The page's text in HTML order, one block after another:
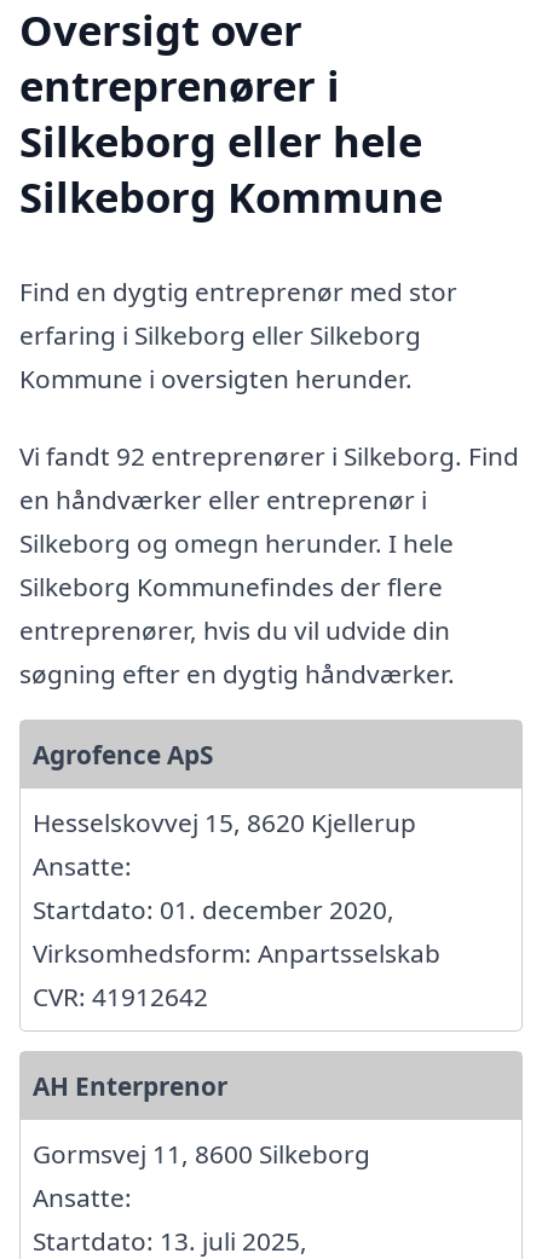
Oversigt over
entreprenører i
Silkeborg eller hele
Silkeborg Kommune
Find en dygtig entreprenør med stor
erfaring i Silkeborg eller Silkeborg
Kommune i oversigten herunder.
Vi fandt 92 entreprenører i Silkeborg. Find
en håndværker eller entreprenør i
Silkeborg og omegn herunder. I hele
Silkeborg Kommunefindes der flere
entreprenører, hvis du vil udvide din
søgning efter en dygtig håndværker.
Agrofence ApS
Hesselskovvej 15, 8620 Kjellerup
Ansatte:
Startdato: 01. december 2020,
Virksomhedsform: Anpartsselskab
CVR: 41912642
AH Enterprenor
Gormsvej 11, 8600 Silkeborg
Ansatte:
Startdato: 13. juli 2025,